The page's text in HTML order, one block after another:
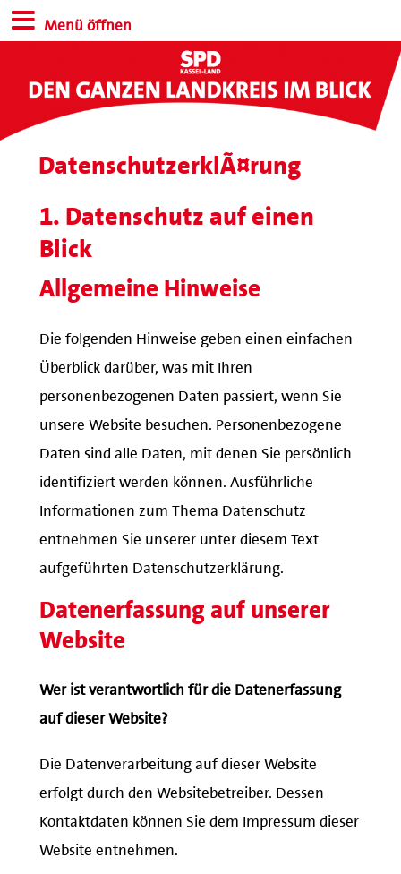
Menü öffnen
DatenschutzerklÃ¤rung
1. Datenschutz auf einen
Blick
Allgemeine Hinweise
Die folgenden Hinweise geben einen einfachen
Überblick darüber, was mit Ihren
personenbezogenen Daten passiert, wenn Sie
unsere Website besuchen. Personenbezogene
Daten sind alle Daten, mit denen Sie persönlich
identifiziert werden können. Ausführliche
Informationen zum Thema Datenschutz
entnehmen Sie unserer unter diesem Text
aufgeführten Datenschutzerklärung.
Datenerfassung auf unserer
Website
Wer ist verantwortlich für die Datenerfassung
auf dieser Website?
Die Datenverarbeitung auf dieser Website
erfolgt durch den Websitebetreiber. Dessen
Kontaktdaten können Sie dem Impressum dieser
Website entnehmen.